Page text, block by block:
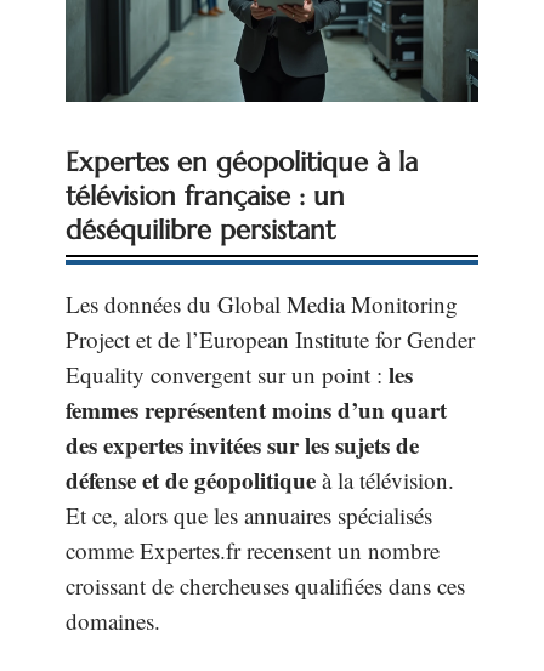
Expertes en géopolitique à la
télévision française : un
déséquilibre persistant
Les données du Global Media Monitoring
Project et de l’European Institute for Gender
Equality convergent sur un point : les
femmes représentent moins d’un quart
des expertes invitées sur les sujets de
défense et de géopolitique à la télévision.
Et ce, alors que les annuaires spécialisés
comme Expertes.fr recensent un nombre
croissant de chercheuses qualifiées dans ces
domaines.